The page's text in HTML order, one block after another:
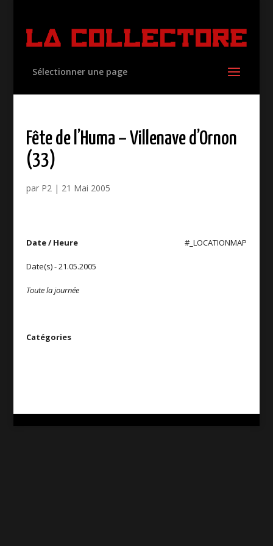
Sélectionner une page
Fête de l’Huma – Villenave d’Ornon
(33)
par P2| 21 Mai 2005
#_LOCATIONMAP
Date / Heure
Date(s) - 21.05.2005
Toute la journée
Catégories